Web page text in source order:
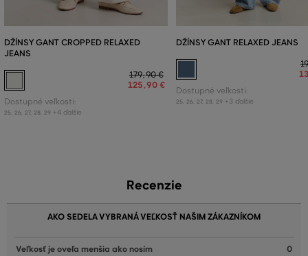
DŽÍNSY GANT CROPPED RELAXED
JEANS
179,90 €
125,90 €
Dostupné veľkosti:
25 26 27, 28 29 +4 ďalšie
DŽÍNSY GANT RELAXED JEANS
Dostupné veľkosti:
25 26 27, 28 29 +3 ďalšie
Recenzie
AKO SEDELA VYBRANÁ VEĽKOSŤ NAŠIM ZÁKAZNÍKOM
Veľkosť je oveľa menšia ako nosím 0